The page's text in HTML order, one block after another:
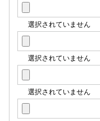
選択されていません
選択されていません
選択されていません